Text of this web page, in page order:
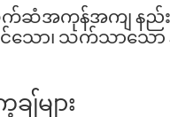
က်ဆံအကုန်အကျ နည်း
င်သော၊ သက်သာသော
များ